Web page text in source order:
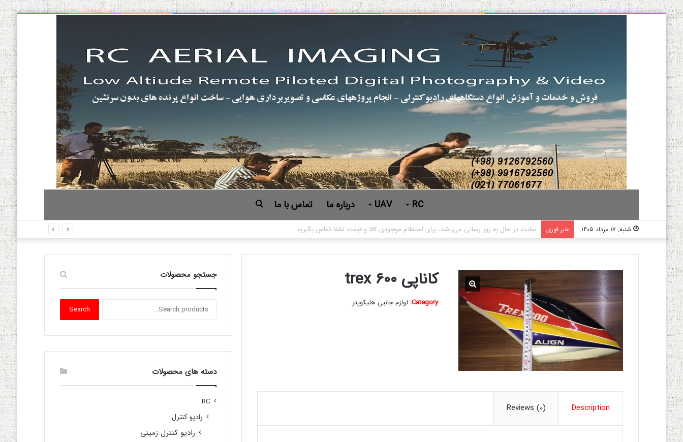
RC
UAV درباره ما تماس با ما جستجو
شنبه, ۱۷ مرداد ۱۴۰۵ خبر فوری سایت در حال به روز رسانی می‌باشد، برای استعلام موجودی کالا و قیمت لطفا تماس بگیرید
کاناپی trex 600
Category: لوازم جانبی هلیکوپتر
Description
Reviews (0)
جستجو محصولات
Search
دسته های محصولات
RC
رادیو کنترل
رادیو کنترل زمینی